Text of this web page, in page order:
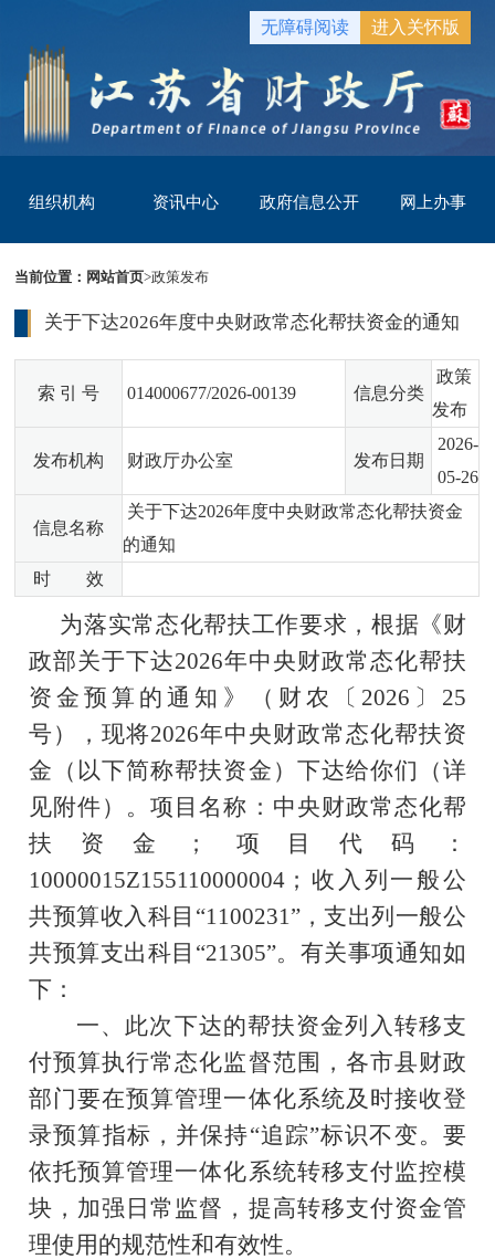
无障碍阅读 进入关怀版
组织机构 资讯中心 政府信息公开 网上办事
当前位置： 网站首页>政策发布
关于下达2026年度中央财政常态化帮扶资金的通知
索 引 号 014000677/2026-00139 信息分类
政策
发布
发布机构 财政厅办公室 发布日期
2026-
05-26
信息名称
关于下达2026年度中央财政常态化帮扶资金
的通知
时 效
为落实常态化帮扶工作要求， 根据《财
政部关于下达2026年中央财政常态化帮扶
资金预算的通知》（财农〔 2026 〕 25
号），现将2026年中央财政常态化帮扶资
金 （以下简称帮扶资金） 下达给你们（详
见附件）。项目名称：中央财政常态化帮
扶资金；项目代码：
10000015Z155110000004 ； 收入列 一般公
共预算收入 科目 “1100231”，支出列 一般公
共预算支出科目 “21305”。 有关事项通知如
下：
一、 此次下达的帮扶资金列入转移支
付预算执行常态化监督范围，各市县财政
部门要在预算管理一体化系统及时接收登
录预算指标，并保持“追踪”标识不变。要
依托预算管理一体化系统转移支付监控模
块，加强日常监督，提高转移支付资金管
理使用的规范性和有效性。